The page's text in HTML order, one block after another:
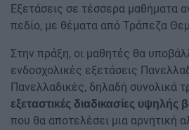
Εξετάσεις σε τέσσερα μαθήματα
πεδίο, με θέματα από Τράπεζα
Στην πράξη, οι μαθητές θα
ενδοσχολικές εξετάσεις
Πανελλαδικές, δηλαδή συνολικά
εξεταστικές διαδικασίες υψηλής
που θα αποτελέσει μια αρνητική